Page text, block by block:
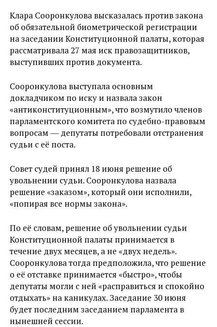
Клара Сооронкулова высказалась против закона
об обязательной биометрической регистрации
на заседании Конституционной палаты, которая
рассматривала 27 мая иск правозащитников,
выступивших против документа.
Сооронкулова выступала основным
докладчиком по иску и назвала закон
«антиконституционным», что возмутило членов
парламентского комитета по судебно-правовым
вопросам ― депутаты потребовали отстранения
судьи с её поста.
Совет судей принял 18 июня решение об
увольнении судьи. Сооронкулова назвала
решение «заказом», который они исполнили,
«попирая все нормы закона».
По её словам, решение об увольнении судьи
Конституционной палаты принимается в
течение двух месяцев, а не «двух недель».
Сооронкулова тогда предположила, что решение
о её отставке принимается «быстро», чтобы
депутаты могли с ней «расправиться и спокойно
отдыхать» на каникулах. Заседание 30 июня
будет последним заседанием парламента в
нынешней сессии.